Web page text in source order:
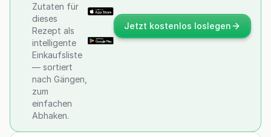
Zutaten für
dieses
Rezept als
intelligente
Einkaufsliste
— sortiert
nach Gängen,
zum
einfachen
Abhaken.
Jetzt kostenlos loslegen